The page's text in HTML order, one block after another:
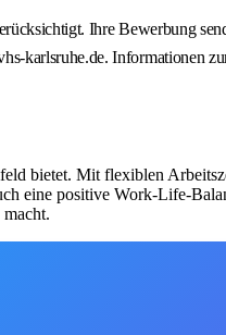
Ihre Bewerbung
karlsruhe.de. Informationen
bietet. Mit flexiblen
eine positive Work-Life-